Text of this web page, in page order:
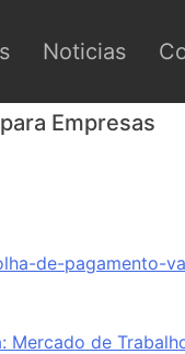
Noticias
Empresas
de-pagamento-
Mercado de